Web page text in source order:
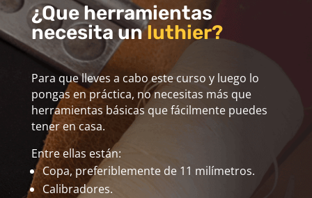
¿Que herramientas
necesita unluthier?
Para que lleves a cabo este curso y luego lo
pongas en práctica, no necesitas más que
herramientas básicas que fácilmente puedes
tener en casa.
Entre ellas están:
Copa, preferiblemente de 11 milímetros.
Calibradores.